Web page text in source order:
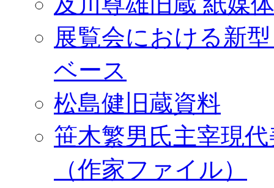
展覧会における新
ベース
松島健旧蔵資料
笹木繁男氏主宰現
（作家ファイル）